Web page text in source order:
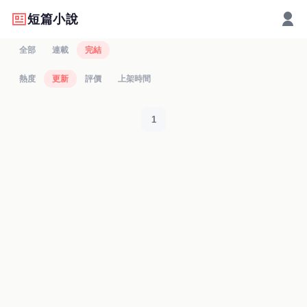
短篇小說
全部 連載 完結
熱度 更新 評價 上架時間
1